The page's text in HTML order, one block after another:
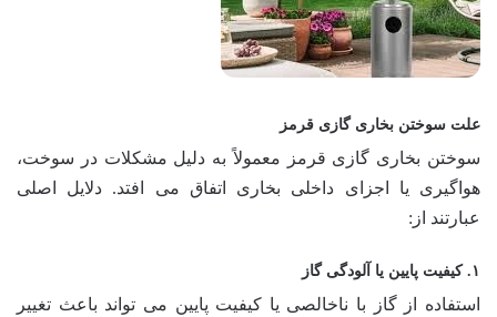
علت سوختن بخاری گازی قرمز
سوختن بخاری گازی قرمز معمولاً به دلیل مشکلات در سوخت،
هواگیری یا اجزای داخلی بخاری اتفاق می افتد. دلایل اصلی
عبارتند از:
۱. کیفیت پایین یا آلودگی گاز
استفاده از گاز با ناخالصی یا کیفیت پایین می تواند باعث تغییر